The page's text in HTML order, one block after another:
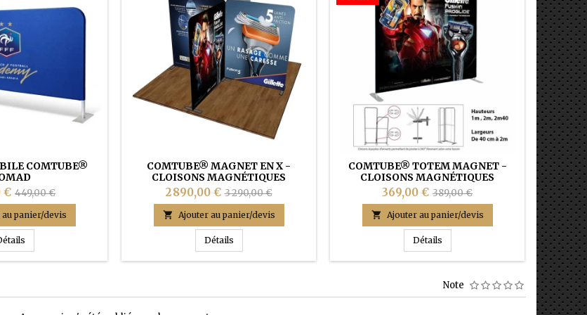
COMTUBE®
€ 449,00 €
au panier/devis
CLOISON MOBILE COMTUBE® NOMAD
COMTUBE® MAGNET EN X -
CLOISONS MAGNÉTIQUES
2 890,00 € 3 290,00 €
 Ajouter au panier/devis
DétailsCOMTUBE® MAGNET EN X - Cloisons magnétiques
COMTUBE® TOTEM MAGNET -
CLOISONS MAGNÉTIQUES
369,00 € 389,00 €
 Ajouter au panier/devis
DétailsCOMTUBE® TOTEM MAGNET -

Note